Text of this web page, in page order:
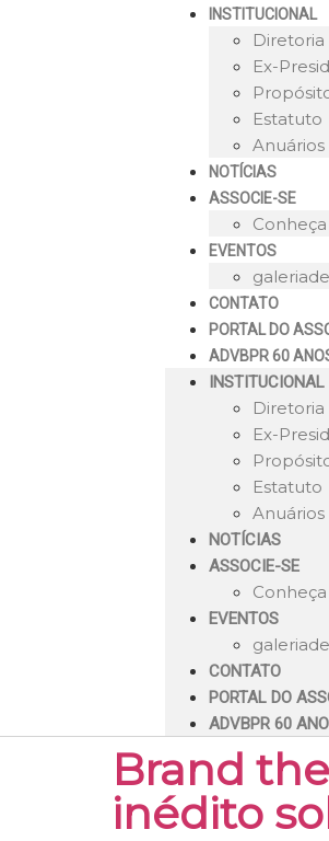
INSTITUCIONAL
Diretoria
Ex-
Estatuto
Anuários
NOTÍCIAS
ASSOCIE-SE
EVENTOS
CONTATO
PORTAL DO
ADVBPR 60
INSTITUCIONAL
Diretoria
Ex-
Estatuto
Anuários
NOTÍCIAS
ASSOCIE-SE
EVENTOS
CONTATO
PORTAL DO
ADVBPR 60
Brand
inédito